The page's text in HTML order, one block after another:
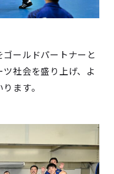
ールドパートナーと
社会を盛り上げ、よ
ます。